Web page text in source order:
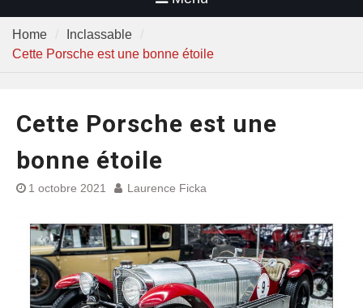
Home
Inclassable
Cette Porsche est une bonne étoile
Cette Porsche est une
bonne étoile
1 octobre 2021 Laurence Ficka